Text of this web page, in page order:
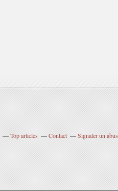
Top articles Contact Signaler un abus